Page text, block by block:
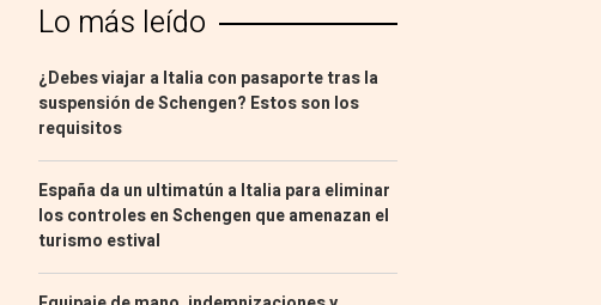
Lo más leído
¿Debes viajar a Italia con pasaporte tras la
suspensión de Schengen? Estos son los
requisitos
España da un ultimatún a Italia para eliminar
los controles en Schengen que amenazan el
turismo estival